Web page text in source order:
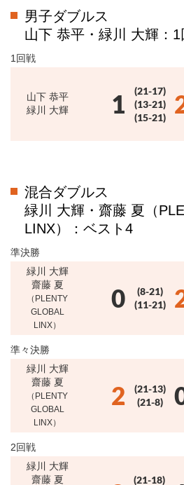
男子ダブルス
山下 恭平・緑川 大輝：1
1回戦
山下 恭平
緑川 大輝
1
(21-17)
(13-21)
(15-21)
混合ダブルス
緑川 大輝・齋藤 夏（
LINX）：ベスト4
準決勝
緑川 大輝
齋藤 夏
（PLENTY
GLOBAL
LINX）
0
(8-21)
(11-21)
準々決勝
緑川 大輝
齋藤 夏
（PLENTY
GLOBAL
LINX）
2
(21-13)
(21-8)
2回戦
緑川 大輝
齋藤 夏
(21-18)